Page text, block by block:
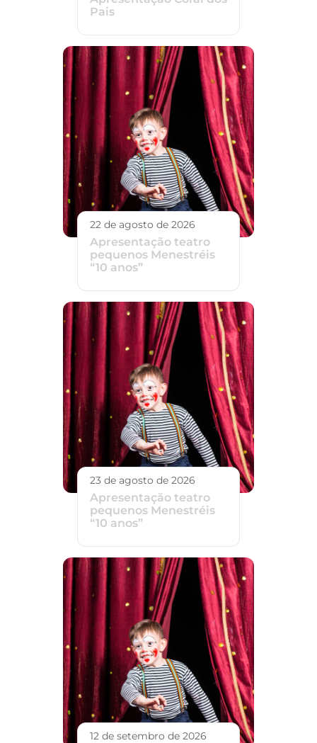
Pais
22 de agosto de 2026
Apresentação teatro
pequenos Menestréis
“10 anos”
23 de agosto de 2026
Apresentação teatro
pequenos Menestréis
“10 anos”
12 de setembro de 2026